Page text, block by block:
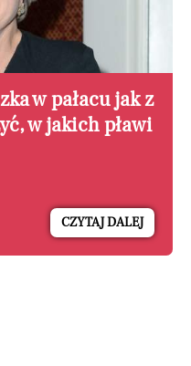
w pałacu jak z
w jakich pławi
CZYTAJ DALEJ